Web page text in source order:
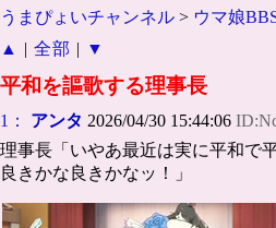
うまぴょいチャンネル > ウマ娘
▲
| 全部 | ▼
平和を謳歌する理事長
1： アンタ 2026/04/30 15:44:06
理事長「いやあ最近は実に平和で
良きかな良きかなッ！」